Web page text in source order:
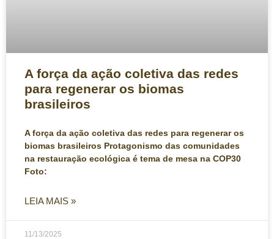
A força da ação coletiva das redes
para regenerar os biomas
brasileiros
A força da ação coletiva das redes para regenerar os
biomas brasileiros Protagonismo das comunidades
na restauração ecológica é tema de mesa na COP30
Foto:
LEIA MAIS »
11/13/2025